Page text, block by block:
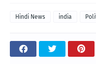
Hindi News india